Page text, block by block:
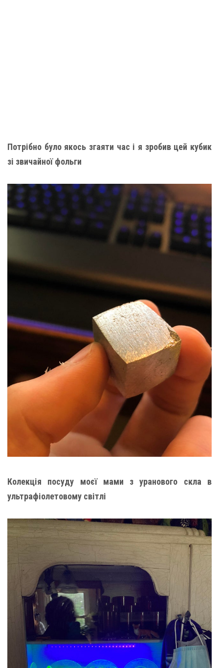
Потрібно було якось згаяти час і я зробив цей кубик
зі звичайної фольги
Колекція посуду моєї мами з уранового скла в
ультрафіолетовому світлі